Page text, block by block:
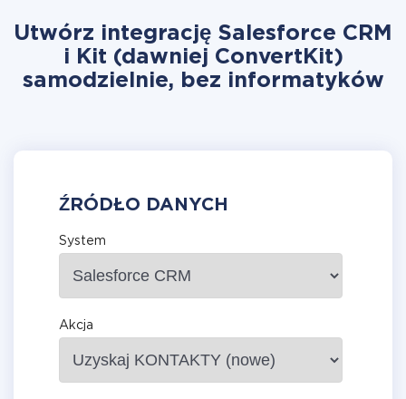
Utwórz integrację Salesforce CRM
i Kit (dawniej ConvertKit)
samodzielnie, bez informatyków
ŹRÓDŁO DANYCH
System
Akcja